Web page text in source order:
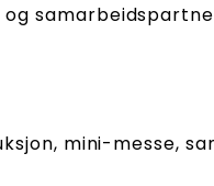
mini-messe,